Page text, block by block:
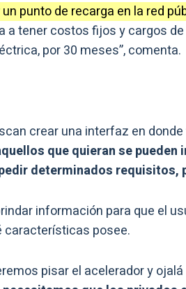
punto de recarga en la red
a tener costos fijos y cargos
por 30 meses”, comenta.
crear una interfaz en
que quieran se
determinados requisitos,
información para que el
características posee.
pisar el acelerador y